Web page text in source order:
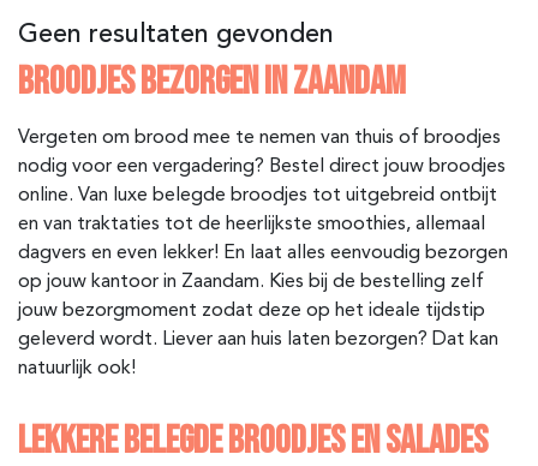
Geen resultaten gevonden
BROODJES BEZORGEN IN ZAANDAM
Vergeten om brood mee te nemen van thuis of broodjes
nodig voor een vergadering? Bestel direct jouw broodjes
online. Van luxe belegde broodjes tot uitgebreid ontbijt
en van traktaties tot de heerlijkste smoothies, allemaal
dagvers en even lekker! En laat alles eenvoudig bezorgen
op jouw kantoor in Zaandam. Kies bij de bestelling zelf
jouw bezorgmoment zodat deze op het ideale tijdstip
geleverd wordt. Liever aan huis laten bezorgen? Dat kan
natuurlijk ook!
LEKKERE BELEGDE BROODJES EN SALADES